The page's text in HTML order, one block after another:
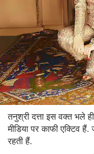
तनुश्री दत्ता इस वक्त भले
मीडिया पर काफी एक्टिव
रहती हैं.